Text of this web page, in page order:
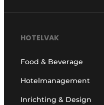
HOTELVAK
Food & Beverage
Hotelmanagement
Inrichting & Design